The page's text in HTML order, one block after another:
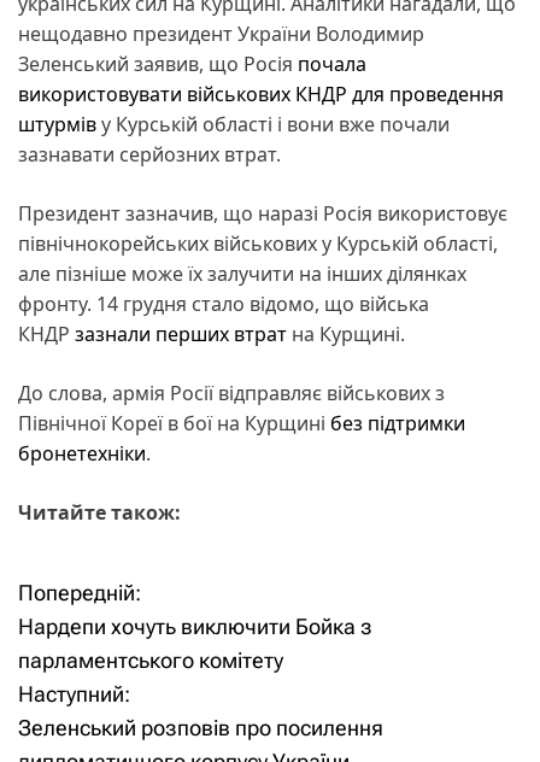
нещодавно президент України Володимир
Зеленський заявив, що Росія почала
використовувати військових КНДР для проведення
штурміву Курській області і вони вже почали
зазнавати серйозних втрат.
Президент зазначив, що наразі Росія використовує
північнокорейських військових у Курській області,
але пізніше може їх залучити на інших ділянках
фронту. 14 грудня стало відомо, що війська
КНДР зазнали перших втрат на Курщині.
До слова, армія Росії відправляє військових з
Північної Кореї в бої на Курщині без підтримки
бронетехніки.
Читайте також:
Н
а
в
Попередній:
Нардепи хочуть виключити Бойка з
парламентського комітету
Наступний:
Зеленський розповів про посилення